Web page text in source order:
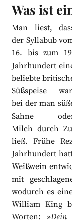
Was ist
Man liest,
der Syllabub
16. bis zum
Jahrhundert
beliebte
Süßspeise
bei der man
Sahne
Milch durch
ließ. Frühe
Jahrhundert
Weißwein
mit
wodurch es
William King
Worten: »Dein